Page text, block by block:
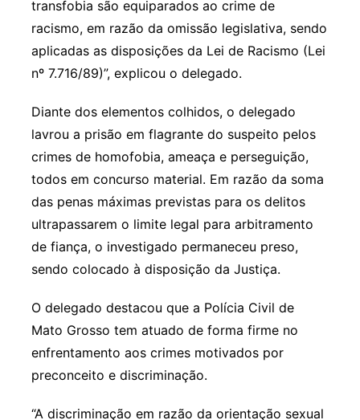
transfobia são equiparados ao crime de
racismo, em razão da omissão legislativa, sendo
aplicadas as disposições da Lei de Racismo (Lei
nº 7.716/89)”, explicou o delegado.
Diante dos elementos colhidos, o delegado
lavrou a prisão em flagrante do suspeito pelos
crimes de homofobia, ameaça e perseguição,
todos em concurso material. Em razão da soma
das penas máximas previstas para os delitos
ultrapassarem o limite legal para arbitramento
de fiança, o investigado permaneceu preso,
sendo colocado à disposição da Justiça.
O delegado destacou que a Polícia Civil de
Mato Grosso tem atuado de forma firme no
enfrentamento aos crimes motivados por
preconceito e discriminação.
“A discriminação em razão da orientação sexual